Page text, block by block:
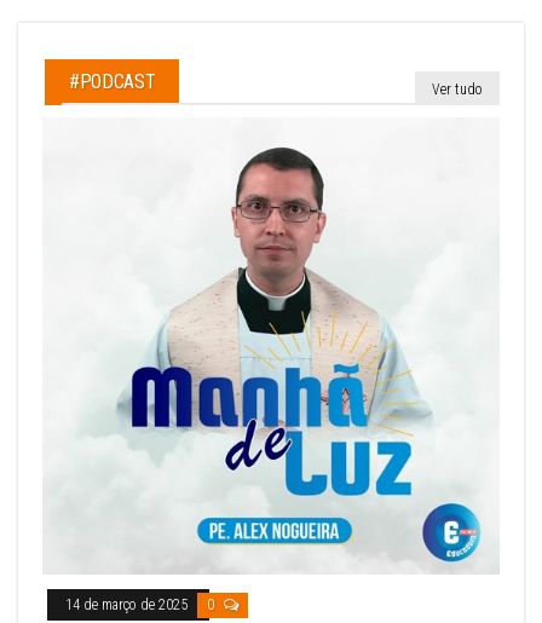
#PODCAST Ver tudo
14 de março de 2025 0